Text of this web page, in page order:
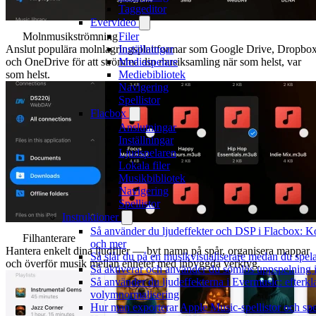
Taggeditor
Evervideo
Filer
Inställningar
Mediaspelare
Mediebibliotek
Navigering
Spellistor
Flacbox
Anslutningar
Inställningar
Ljudspelaren
Lokala filer
Musikbibliotek
Navigering
Spellistor
Instruktioner
Så använder du ljudeffekter och DSP i Flacbox:
och mer
Så slår du på en musikvisualiserare medan du
Så aktiverar och använder du sömlös uppspelning
Så använder du ljudeffekterna i Evermusic:
volymnormalisering
Hur man exporterar Apple Music-spellistor och
Molnmusikströmning
Anslut populära molnlagringsplattformar som Google Drive,
och OneDrive för att strömma din musiksamling när som helst, var
som helst.
Filhanterare
Hantera enkelt dina ljudfiler — byt namn på spår, organisera mappar
och överför musik mellan enheter med inbyggda verktyg.